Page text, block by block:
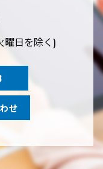
曜日を除く)
せ